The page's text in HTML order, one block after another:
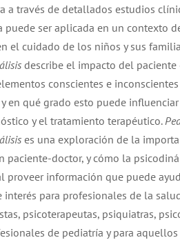
a través de detallados estudios
puede ser aplicada en un contexto
el cuidado de los niños y sus
describe el impacto del paciente
conscientes e
en qué grado esto puede
y el tratamiento terapéutico.
es una exploración de la
paciente-doctor, y cómo la
proveer información que puede
interés para profesionales de la
psicoterapeutas, psiquiatras,
de pediatría y para